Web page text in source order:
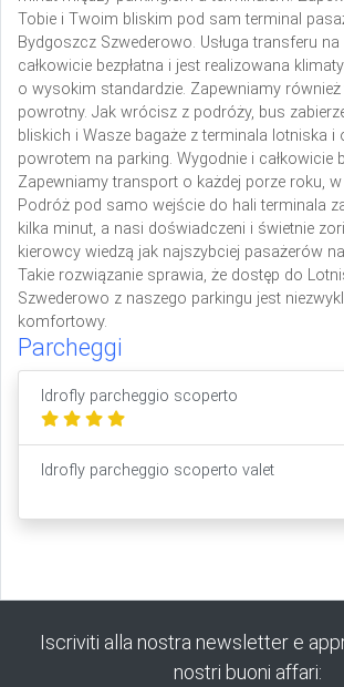
Tobie i Twoim bliskim pod sam terminal
Bydgoszcz Szwederowo. Usługa transferu
całkowicie bezpłatna i jest realizowana
o wysokim standardzie. Zapewniamy
powrotny. Jak wrócisz z podróży, bus
bliskich i Wasze bagaże z terminala lotniska i
powrotem na parking. Wygodnie i całkowicie
Zapewniamy transport o każdej porze roku,
Podróż pod samo wejście do hali terminala
kilka minut, a nasi doświadczeni i świetnie
kierowcy wiedzą jak najszybciej pasażerów
Takie rozwiązanie sprawia, że dostęp do
Szwederowo z naszego parkingu jest
komfortowy.
Parcheggi
Idrofly parcheggio scoperto
Idrofly parcheggio scoperto valet
Iscriviti alla nostra newsletter e
nostri buoni affari: